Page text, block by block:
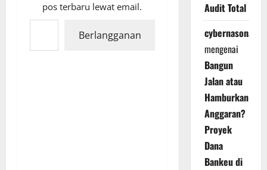
pos terbaru lewat email.
Ketikkan email Anda...
Berlangganan
Audit Total
cybernasonal
mengenai
Bangun
Jalan atau
Hamburkan
Anggaran?
Proyek
Dana
Bankeu di